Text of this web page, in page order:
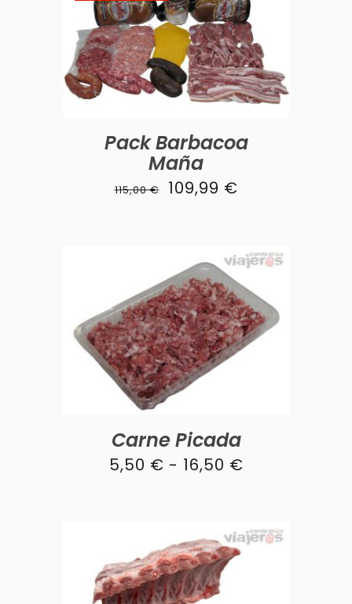
Pack Barbacoa
Maña
115,00€
El
era:
115,00 €.
109,99 €El
es:
109,99 €.
Carne Picada
5,50 € - 16,50 €Rango
desde